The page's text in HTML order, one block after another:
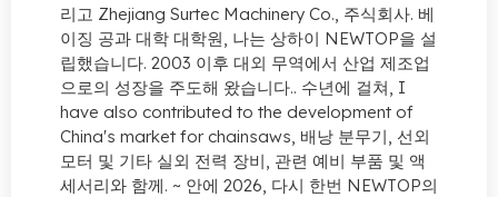
리고 Zhejiang Surtec Machinery Co., 주식회사. 베
이징 공과 대학 대학원, 나는 상하이 NEWTOP을 설
립했습니다. 2003 이후 대외 무역에서 산업 제조업
으로의 성장을 주도해 왔습니다.. 수년에 걸쳐, I
have also contributed to the development of
China's market for chainsaws , 배낭 분무기, 선외
모터 및 기타 실외 전력 장비, 관련 예비 부품 및 액
세서리와 함께. ~ 안에 2026, 다시 한번 NEWTOP의